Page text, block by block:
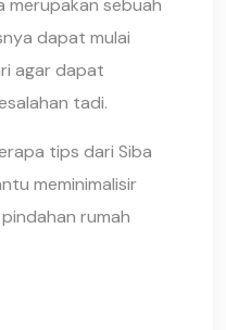
merupakan sebuah
dapat mulai
agar dapat
tadi.
tips dari Siba
meminimalisir
rumah